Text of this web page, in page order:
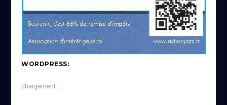
WORDPRESS:
chargement…